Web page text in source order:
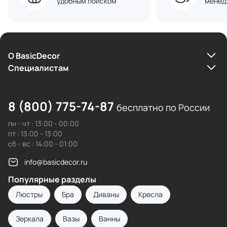
О BasicDecor
Cпециалистам
8 (800) 775-74-87 бесплатно по России
пн - чт : 13:00 - 00:00
пт : 13:00 - 13:00
сб - вс : 14:00 - 01:00
info@basicdecor.ru
Популярные разделы
Люстры Бра Диваны Кресла
Зеркала Вазы Ванны